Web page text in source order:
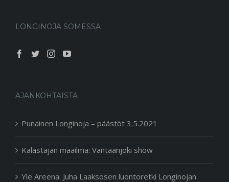
LONGINOJA SOMESSA
AJANKOHTAISTA
Punainen Longinoja – päästöt 3.5.2021
Kalastajan maailma: Vantaanjoki show
Yle Areena: Juha Laaksosen luontoretki Longinojan